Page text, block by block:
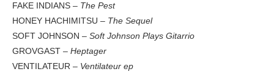
FAKE INDIANS – The Pest
HONEY HACHIMITSU – The Sequel
SOFT JOHNSON – Soft Johnson Plays Gitarrio
GROVGAST – Heptager
VENTILATEUR – Ventilateur ep